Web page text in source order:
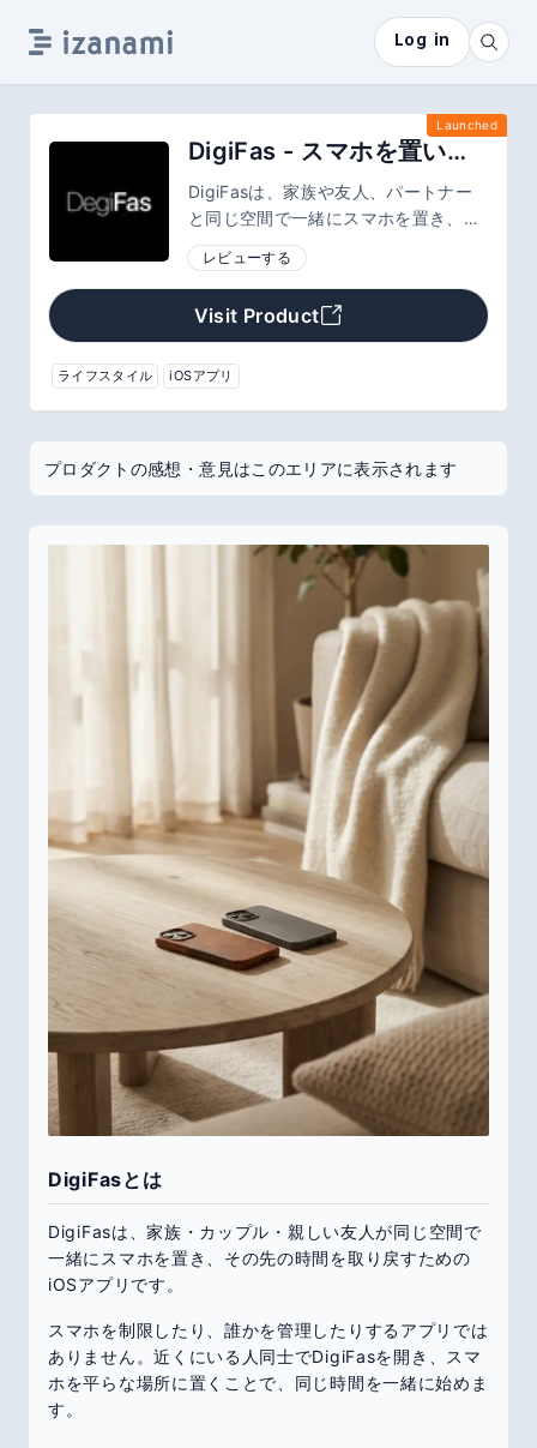
Log in
Launched
DigiFas - スマホを置いて、一緒の時間を取り戻す
DigiFasは、家族や友人、パートナー
と同じ空間で一緒にスマホを置き、会
話・食事・散歩・読書など目の前の時
間を取り戻すためのiOSアプリです。
制限や監視ではなく、近くの人と始め
るデジタルデトックス体験をつくりま
す。
レビューする
Visit Product
ライフスタイル iOSアプリ
プロダクトの感想・意見はこのエリアに表示されます
DigiFasとは
DigiFasは、家族・カップル・親しい友人が同じ空間で
一緒にスマホを置き、その先の時間を取り戻すための
iOSアプリです。
スマホを制限したり、誰かを管理したりするアプリでは
ありません。近くにいる人同士でDigiFasを開き、スマ
ホを平らな場所に置くことで、同じ時間を一緒に始めま
す。